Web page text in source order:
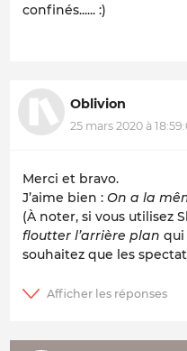
confinés...... :)
Oblivion
25 mars 2020 à
Merci et bravo.
J’aime bien : On a la
(À noter, si vous utilisez
floutter l’arrière plan qui
souhaitez que les